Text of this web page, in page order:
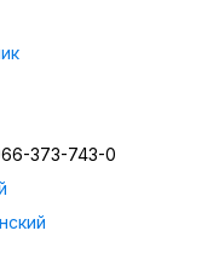
373-743-0